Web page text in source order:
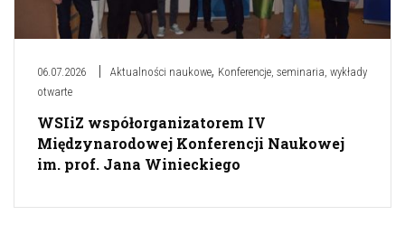
06.07.2026 Aktualności naukowe, Konferencje, seminaria, wykłady
otwarte
WSIiZ współorganizatorem IV
Międzynarodowej Konferencji Naukowej
im. prof. Jana Winieckiego